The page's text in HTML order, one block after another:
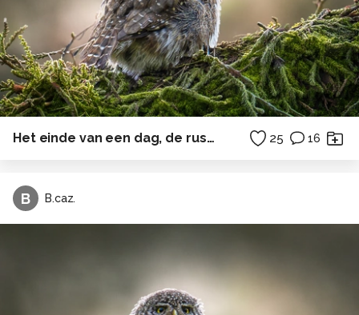
Het einde van een dag, de rust keert weder. 25 16
B B.caz.